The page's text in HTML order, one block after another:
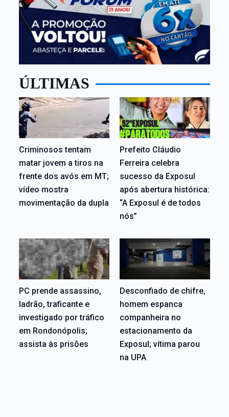
ÚLTIMAS
Criminosos tentam
matar jovem a tiros na
frente dos avós em MT;
vídeo mostra
movimentação da dupla
Prefeito Cláudio
Ferreira celebra
sucesso da Exposul
após abertura histórica:
“A Exposul é de todos
nós”
PC prende assassino,
ladrão, traficante e
investigado por tráfico
em Rondonópolis;
assista às prisões
Desconfiado de chifre,
homem espanca
companheira no
estacionamento da
Exposul; vítima parou
na UPA